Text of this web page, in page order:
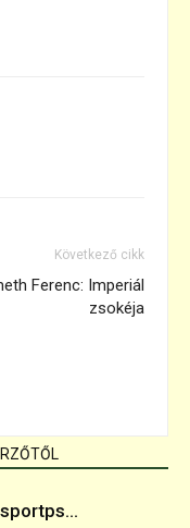
Következő cikk
Ferenc: Imperiál
zsokéja